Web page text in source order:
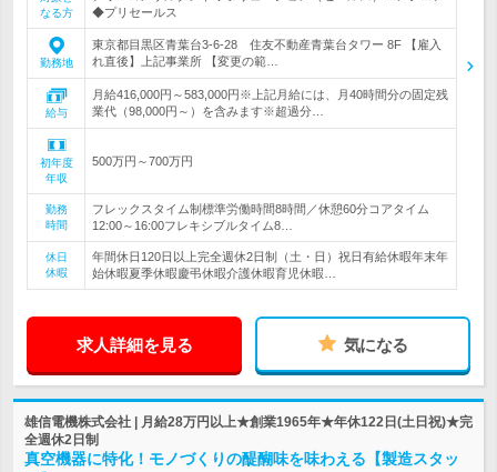
なる方
◆プリセールス
勤務地
東京都目黒区青葉台3-6-28 住友不動産青葉台タワー 8F 【雇入
れ直後】上記事業所 【変更の範…
給与
月給416,000円～583,000円※上記月給には、月40時間分の固定残
業代（98,000円～）を含みます※超過分…
初年度
年収
500万円～700万円
勤務
時間
フレックスタイム制標準労働時間8時間／休憩60分コアタイム
12:00～16:00フレキシブルタイム8…
休日
休暇
年間休日120日以上完全週休2日制（土・日）祝日有給休暇年末年
始休暇夏季休暇慶弔休暇介護休暇育児休暇…
求人詳細を見る 気になる
雄信電機株式会社 | 月給28万円以上★創業1965年★年休122日(土日祝)★完
全週休2日制
真空機器に特化！モノづくりの醍醐味を味わえる【製造スタッ